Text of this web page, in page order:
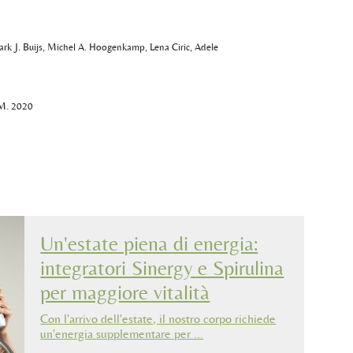
J. Buijs, Michel A. Hoogenkamp, Lena Ciric, Adele
2020
Un'estate piena di energia:
integratori Sinergy e Spirulina
per maggiore vitalità
Con l'arrivo dell'estate, il nostro corpo richiede
un'energia supplementare per …